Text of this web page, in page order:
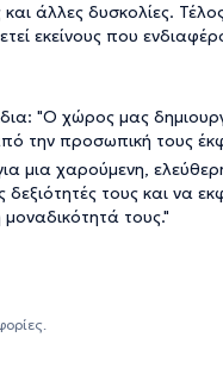
άλλες δυσκολίες.
εκείνους που
"Ο χώρος μας
την προσωπική τους
μια χαρούμενη,
τους και να
τους."